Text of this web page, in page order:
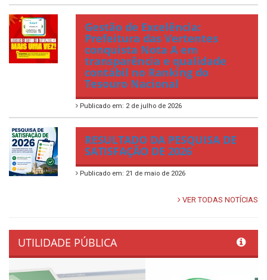
Gestão de Excelência:
Prefeitura das Vertentes
conquista Nota A em
transparência e qualidade
contábil no Ranking do
Tesouro Nacional
Publicado em: 2 de julho de 2026
RESULTADO DA PESQUISA DE
SATISFAÇÃO DE 2026
Publicado em: 21 de maio de 2026
VER TODAS NOTÍCIAS
UTILIDADE PÚBLICA